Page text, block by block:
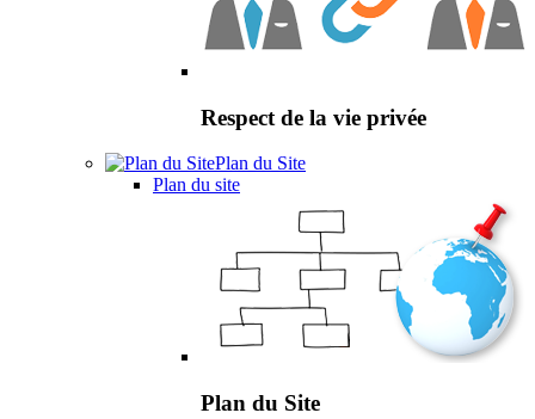
Respect de la vie privée
Plan du Site
Plan du site
Plan du Site